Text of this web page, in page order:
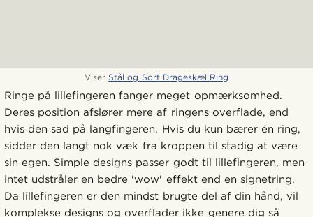
Viser Stål og Sort Drageskæl Ring
Ringe på lillefingeren fanger meget opmærksomhed.
Deres position afslører mere af ringens overflade, end
hvis den sad på langfingeren. Hvis du kun bærer én ring,
sidder den langt nok væk fra kroppen til stadig at være
sin egen. Simple designs passer godt til lillefingeren, men
intet udstråler en bedre 'wow' effekt end en signetring.
Da lillefingeren er den mindst brugte del af din hånd, vil
komplekse designs og overflader ikke genere dig så